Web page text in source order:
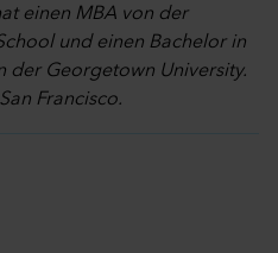
einen MBA von der
und einen Bachelor in
der Georgetown University.
Francisco.